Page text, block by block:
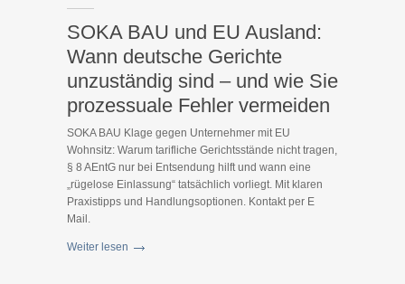
SOKA BAU und EU Ausland:
Wann deutsche Gerichte
unzuständig sind – und wie Sie
prozessuale Fehler vermeiden
SOKA BAU Klage gegen Unternehmer mit EU
Wohnsitz: Warum tarifliche Gerichtsstände nicht tragen,
§ 8 AEntG nur bei Entsendung hilft und wann eine
„rügelose Einlassung“ tatsächlich vorliegt. Mit klaren
Praxistipps und Handlungsoptionen. Kontakt per E
Mail.
Weiter lesen